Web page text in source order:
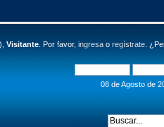
Visitante. Por favor, ingresao regístrate.
08 de Agosto de